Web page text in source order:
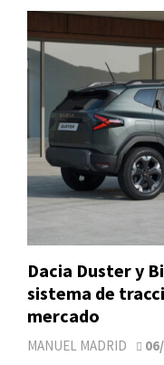
Dacia Duster y
sistema de
mercado
MANUEL MADRID